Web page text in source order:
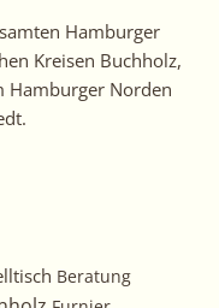
Hamburger
Kreisen Buchholz,
Hamburger Norden
Beratung